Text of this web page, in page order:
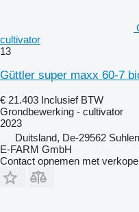
cultivator
13
Güttler super maxx 60-7
€ 21.403 Inclusief BTW
Grondbewerking - cultivator
2023
Duitsland, De-29562
E-FARM GmbH
Contact opnemen met